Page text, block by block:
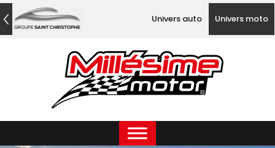
Univers auto Univers moto